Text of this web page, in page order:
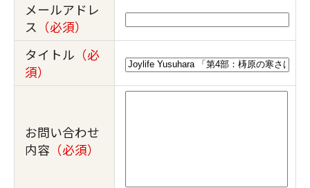
メールアドレ
ス （必須）
タイトル （必
須）
お問い合わせ
内容 （必須）